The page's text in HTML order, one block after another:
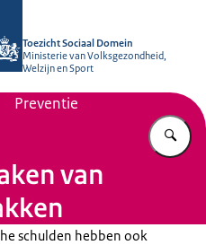
Toezicht Sociaal Domein
Ministerie van Volksgezondheid,
Welzijn en Sport
Preventie
van
schulden hebben ook